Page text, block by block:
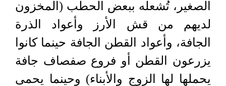
الصغير، تُشعله ببعض الحطب (المخزون
لديهم من قش الأرز وأعواد الذرة
الجافة، وأعواد القطن الجافة حينما كانوا
يزرعون القطن أو فروع صفصاف جافة
يحملها لها الزوج والأبناء) وحينما يحمى